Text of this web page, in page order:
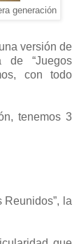
generación
una versión de
de “Juegos
con todo
tenemos 3
Reunidos”, la